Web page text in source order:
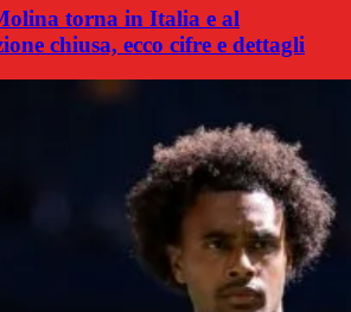
torna in Italia e al
chiusa, ecco cifre e dettagli